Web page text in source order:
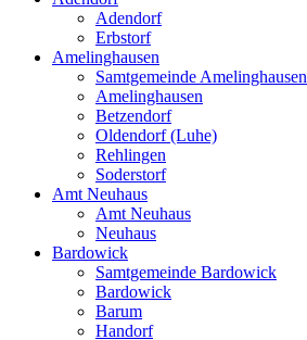
Adendorf
Erbstorf
Amelinghausen
Samtgemeinde Amelinghausen
Amelinghausen
Betzendorf
Oldendorf (Luhe)
Rehlingen
Soderstorf
Amt Neuhaus
Amt Neuhaus
Neuhaus
Bardowick
Samtgemeinde Bardowick
Bardowick
Barum
Handorf